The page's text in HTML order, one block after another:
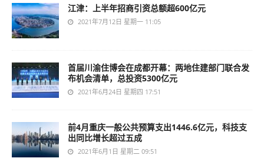
江津：上半年招商引资总额超600亿元
2021年7月12日 星期一 11:05
首届川渝住博会在成都开幕：两地住建部门联合发
布机会清单，总投资5300亿元
2021年6月24日 星期四 17:51
前4月重庆一般公共预算支出1446.6亿元，科技支
出同比增长超过五成
2021年6月1日 星期二 09:51